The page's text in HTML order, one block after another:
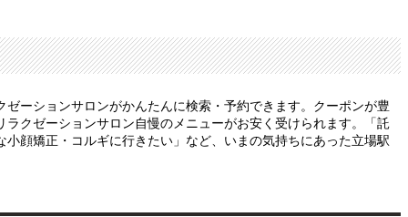
ーションサロンがかんたんに検索・予約できます。クーポンが豊
クゼーションサロン自慢のメニューがお安く受けられます。「託
顔矯正・コルギに行きたい」など、いまの気持ちにあった立場駅